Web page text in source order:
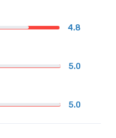
4.8
5.0
5.0